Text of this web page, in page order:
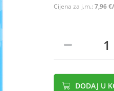
Cijena za j.m.: 7,96
DODAJ U